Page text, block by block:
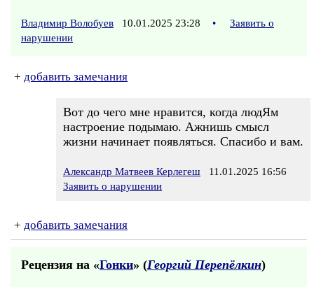
Владимир Волобуев 10.01.2025 23:28 •
Заявить о
нарушении
+ добавить замечания
Вот до чего мне нравится, когда людЯм
настроение подымаю. Ажнишь смысл
жизни начинает появляться. Спасибо и вам.
Александр Матвеев Керлегеш 11.01.2025 16:56
Заявить о нарушении
+ добавить замечания
Рецензия на «Гонки» (Георгий Перепёлкин)